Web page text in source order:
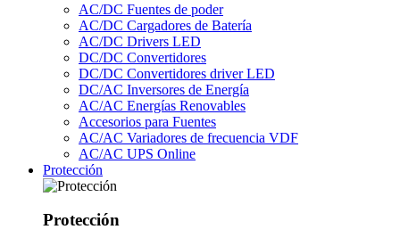
AC/DC Fuentes de poder
AC/DC Cargadores de Batería
AC/DC Drivers LED
DC/DC Convertidores
DC/DC Convertidores driver LED
DC/AC Inversores de Energía
AC/AC Energías Renovables
Accesorios para Fuentes
AC/AC Variadores de frecuencia VDF
AC/AC UPS Online
Protección
Protección